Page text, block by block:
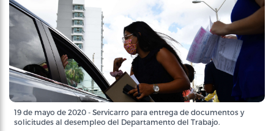
19 de mayo de 2020 - Servicarro para entrega de documentos y
solicitudes al desempleo del Departamento del Trabajo.